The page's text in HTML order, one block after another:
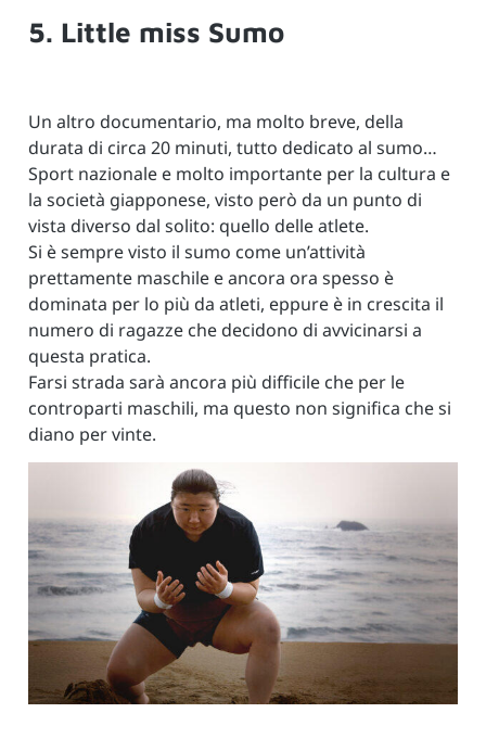
5. Little miss Sumo
Un altro documentario, ma molto breve, della
durata di circa 20 minuti, tutto dedicato al sumo…
Sport nazionale e molto importante per la cultura e
la società giapponese, visto però da un punto di
vista diverso dal solito: quello delle atlete.
Si è sempre visto il sumo come un’attività
prettamente maschile e ancora ora spesso è
dominata per lo più da atleti, eppure è in crescita il
numero di ragazze che decidono di avvicinarsi a
questa pratica.
Farsi strada sarà ancora più difficile che per le
controparti maschili, ma questo non significa che si
diano per vinte.